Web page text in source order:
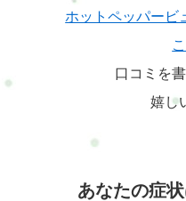
ホットペッパービ
口コミを
嬉し
あなたの症状